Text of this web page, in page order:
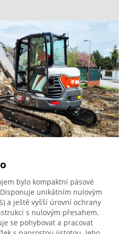
bylo kompaktní pásové
unikátním nulovým
a ještě vyšší úrovní ochrany
s nulovým přesahem.
se pohybovat a pracovat